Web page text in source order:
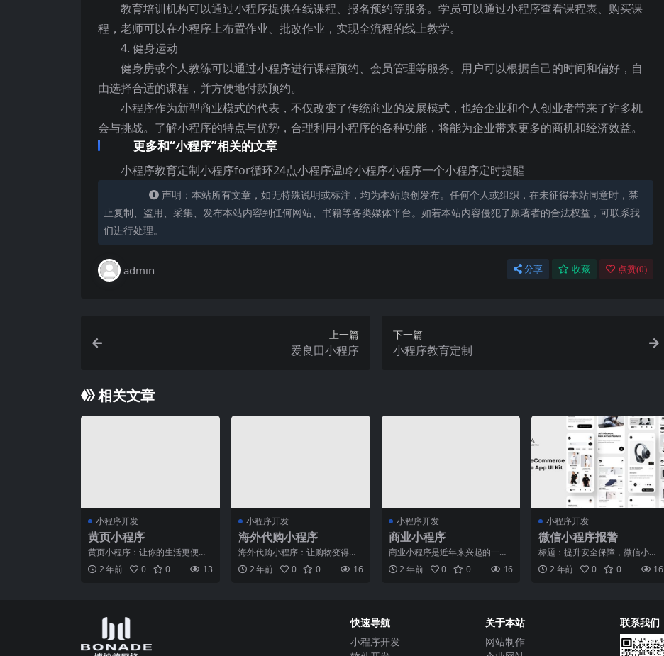
教育培训机构可以通过小程序提供在线课程、报名预约等服务。学员可以通过小程序查看课程表、购买课
程，老师可以在小程序上布置作业、批改作业，实现全流程的线上教学。
4. 健身运动
健身房或个人教练可以通过小程序进行课程预约、会员管理等服务。用户可以根据自己的时间和偏好，自
由选择合适的课程，并方便地付款预约。
小程序作为新型商业模式的代表，不仅改变了传统商业的发展模式，也给企业和个人创业者带来了许多机
会与挑战。了解小程序的特点与优势，合理利用小程序的各种功能，将能为企业带来更多的商机和经济效益。
更多和“小程序”相关的文章
小程序教育定制小程序for循环24点小程序温岭小程序小程序一个小程序定时提醒
声明：本站所有文章，如无特殊说明或标注，均为本站原创发布。任何个人或组织，在未征得本站同意时，禁
止复制、盗用、采集、发布本站内容到任何网站、书籍等各类媒体平台。如若本站内容侵犯了原著者的合法权益，可联系我
们进行处理。
admin 分享 收藏 点赞(0)
上一篇
爱良田小程序
下一篇
小程序教育定制
相关文章
小程序开发
黄页小程序
黄页小程序：让你的生活更便捷
在这个信息爆炸的时代，我们每
天都面临着大量的信息输入
2 年前 0 0 13
小程序开发
海外代购小程序
海外代购小程序：让购物变得更
简单随着科技的不断发展，人们
的购物方式也在不断改变。
2 年前 0 0 16
小程序开发
商业小程序
商业小程序是近年来兴起的一种
新兴商业模式，它通过移动互联
网技术和微信等社交平台的
2 年前 0 0 16
小程序开发
微信小程序报警
标题：提升安全保障，微信小程
序报警助您安心出行随着社会的
发展和科技的进步，人们对
2 年前 0 0 16
快速导航
小程序开发
关于本站
网站制作
联系我们